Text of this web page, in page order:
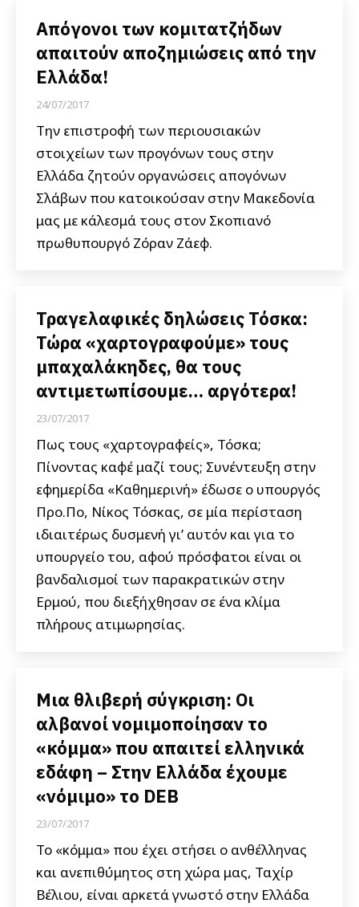
Απόγονοι των κομιτατζήδων
απαιτούν αποζημιώσεις από την
Ελλάδα!
24/07/2017
Την επιστροφή των περιουσιακών
στοιχείων των προγόνων τους στην
Ελλάδα ζητούν οργανώσεις απογόνων
Σλάβων που κατοικούσαν στην Μακεδονία
μας με κάλεσμά τους στον Σκοπιανό
πρωθυπουργό Ζόραν Ζάεφ.
Τραγελαφικές δηλώσεις Τόσκα:
Τώρα «χαρτογραφούμε» τους
μπαχαλάκηδες, θα τους
αντιμετωπίσουμε… αργότερα!
23/07/2017
Πως τους «χαρτογραφείς», Τόσκα;
Πίνοντας καφέ μαζί τους; Συνέντευξη στην
εφημερίδα «Καθημερινή» έδωσε ο υπουργός
Προ.Πο, Νίκος Τόσκας, σε μία περίσταση
ιδιαιτέρως δυσμενή γι’ αυτόν και για το
υπουργείο του, αφού πρόσφατοι είναι οι
βανδαλισμοί των παρακρατικών στην
Ερμού, που διεξήχθησαν σε ένα κλίμα
πλήρους ατιμωρησίας.
Μια θλιβερή σύγκριση: Οι
αλβανοί νομιμοποίησαν το
«κόμμα» που απαιτεί ελληνικά
εδάφη – Στην Ελλάδα έχουμε
«νόμιμο» το DEB
23/07/2017
To «κόμμα» που έχει στήσει ο ανθέλληνας
και ανεπιθύμητος στη χώρα μας, Ταχίρ
Βέλιου, είναι αρκετά γνωστό στην Ελλάδα